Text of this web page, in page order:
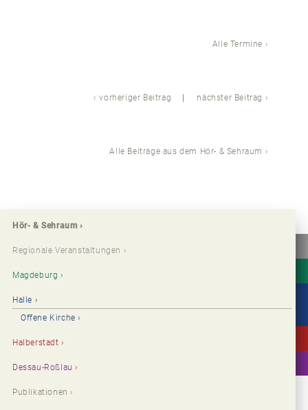
Alle Termine
vorheriger Beitrag nächster Beitrag
Alle Beiträge aus dem Hör- & Sehraum
Hör- & Sehraum
Regionale Veranstaltungen
Magdeburg
Halle
Offene Kirche
Halberstadt
Dessau-Roßlau
Publikationen